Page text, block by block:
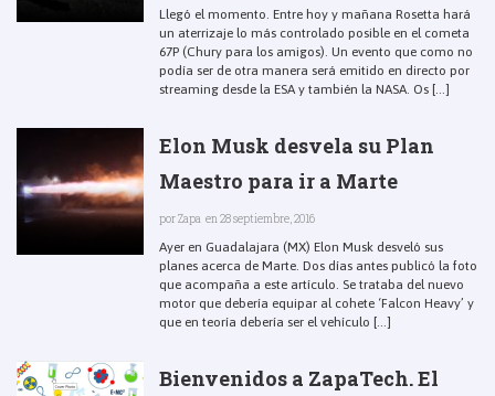
Llegó el momento. Entre hoy y mañana Rosetta hará
un aterrizaje lo más controlado posible en el cometa
67P (Chury para los amigos). Un evento que como no
podía ser de otra manera será emitido en directo por
streaming desde la ESA y también la NASA. Os [...]
Elon Musk desvela su Plan
Maestro para ir a Marte
porZapa en 28 septiembre, 2016
Ayer en Guadalajara (MX) Elon Musk desveló sus
planes acerca de Marte. Dos días antes publicó la foto
que acompaña a este artículo. Se trataba del nuevo
motor que debería equipar al cohete ‘Falcon Heavy’ y
que en teoría debería ser el vehículo [...]
Bienvenidos a ZapaTech. El